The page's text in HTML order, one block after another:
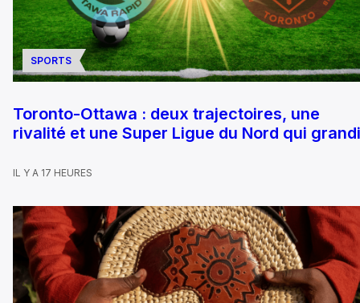
SPORTS
Toronto-Ottawa : deux trajectoires, une
rivalité et une Super Ligue du Nord qui
IL Y A 17 HEURES